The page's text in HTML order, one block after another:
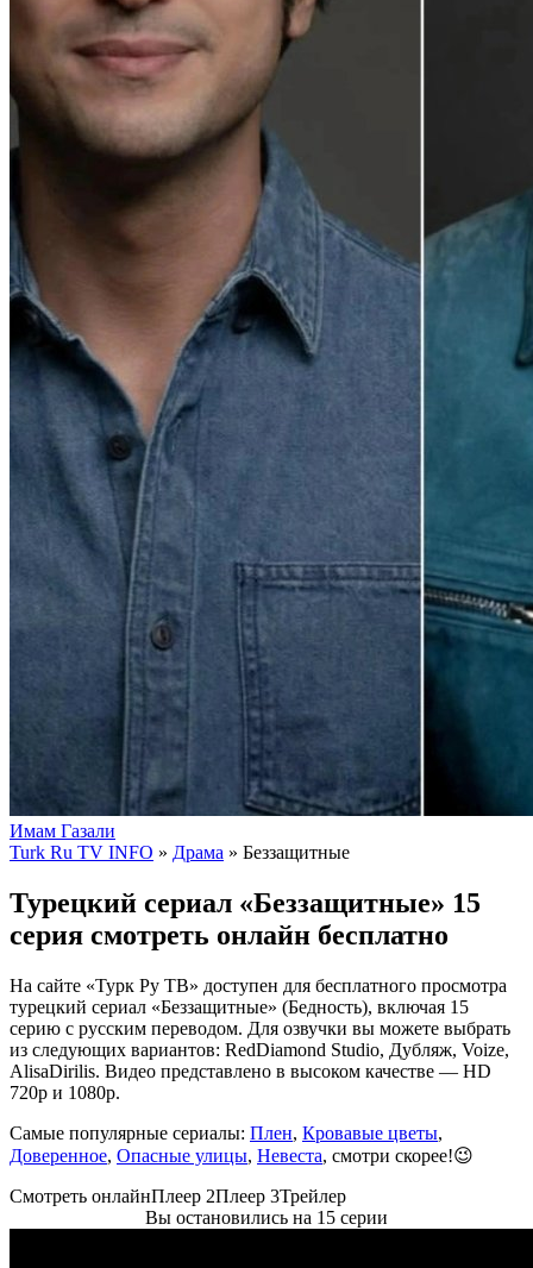
Имам Газали
Turk Ru TV INFO » Драма » Беззащитные
Турецкий сериал «Беззащитные» 15
серия смотреть онлайн бесплатно
На сайте «Турк Ру ТВ» доступен для бесплатного просмотра
турецкий сериал «Беззащитные» (Бедность), включая 15
серию с русским переводом. Для озвучки вы можете выбрать
из следующих вариантов: RedDiamond Studio, Дубляж, Voize,
AlisaDirilis. Видео представлено в высоком качестве — HD
720p и 1080p.
Самые популярные сериалы: Плен, Кровавые цветы,
Доверенное, Опасные улицы, Невеста, смотри скорее!😉
Смотреть онлайнПлеер 2Плеер 3Трейлер
Вы остановились на 15 серии